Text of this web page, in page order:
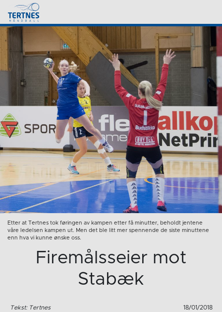
Etter at Tertnes tok føringen av kampen etter få minutter, beholdt jentene
våre ledelsen kampen ut. Men det ble litt mer spennende de siste minuttene
enn hva vi kunne ønske oss.
Firemålsseier mot
Stabæk
Tekst: Tertnes 18/01/2018